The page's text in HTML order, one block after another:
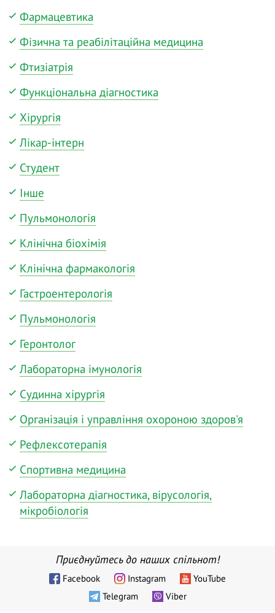
Фармацевтика
Фізична та реабілітаційна медицина
Фтизіатрія
Функціональна діагностика
Хірургія
Лікар-інтерн
Студент
Інше
Пульмонологія
Клінічна біохімія
Клінічна фармакологія
Гастроентерологія
Пульмонологія
Геронтолог
Лабораторна імунологія
Судинна хірургія
Організація і управління охороною здоров'я
Рефлексотерапія
Спортивна медицина
Лабораторна діагностика, вірусологія,
мікробіологія
Приєднуйтесь до наших спільнот!
Facebook Instagram
YouTube
Telegram
Viber